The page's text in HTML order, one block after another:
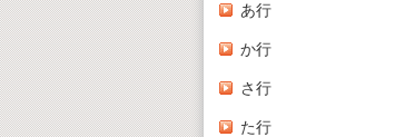
あ行
か行
さ行
た行